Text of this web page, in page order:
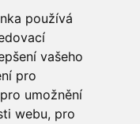
používá
vašeho
pro
pro umožnění
webu, pro